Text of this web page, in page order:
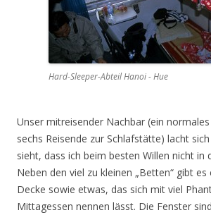
Hard-Sleeper-Abteil Hanoi - Hue
Unser mitreisender Nachbar (ein
sechs Reisende zur Schlafstätte) lacht
sieht, dass ich beim besten Willen nicht in
Neben den viel zu kleinen „Betten“ gibt es
Decke sowie etwas, das sich mit viel
Mittagessen nennen lässt. Die Fenster